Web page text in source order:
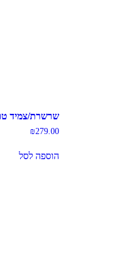
שרשרת/צמיד
₪279.00
הוספה לסל